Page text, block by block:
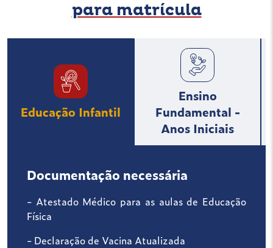
para matrícula
Educação Infantil
Ensino
Fundamental -
Anos Iniciais
Documentação necessária
- Atestado Médico para as aulas de Educação
Física
- Declaração de Vacina Atualizada